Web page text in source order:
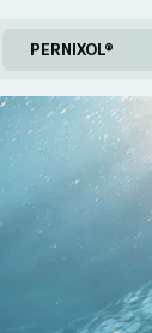
PERNIXOL®